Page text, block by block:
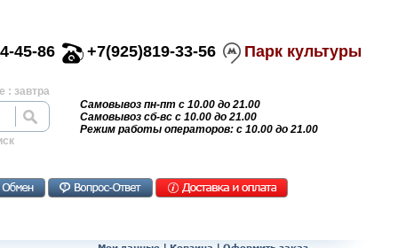
45-86 +7(925)819-33-56 Парк культуры
: завтра
Самовывоз пн-пт с 10.00 до 21.00
Самовывоз сб-вс с 10.00 до 21.00
Режим работы операторов: с 10.00 до 21.00